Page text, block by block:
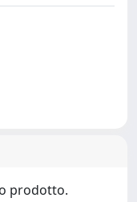
prodotto.